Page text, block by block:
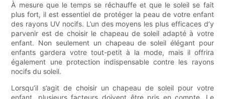
À mesure que le temps se réchauffe et que le soleil se fait
plus fort, il est essentiel de protéger la peau de votre enfant
des rayons UV nocifs. L’un des moyens les plus efficaces d’y
parvenir est de choisir le chapeau de soleil adapté à votre
enfant. Non seulement un chapeau de soleil élégant pour
enfants gardera votre tout-petit à la mode, mais il offrira
également une protection indispensable contre les rayons
nocifs du soleil.
Lorsqu’il s’agit de choisir un chapeau de soleil pour votre